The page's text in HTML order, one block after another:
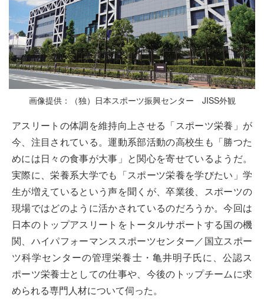
画像提供：（独）日本スポーツ振興センター JISS外観
アスリートの体調を維持向上させる「スポーツ栄養」が
今、注目されている。運動系部活動の高校生も「勝つた
めには日々の食事が大事」と関心を寄せているようだ。
実際に、栄養系大学でも「スポーツ栄養を学びたい」学
生が増えているという声を聞くが、卒業後、スポーツの
現場ではどのように活かされているのだろうか。今回は
日本のトップアスリートをトータルサポートする国の機
関、ハイパフォーマンススポーツセンター／国立スポー
ツ科学センターの管理栄養士・亀井明子氏に、公認ス
ポーツ栄養士としての仕事や、今後のトップチームに求
められる専門人材について伺った。